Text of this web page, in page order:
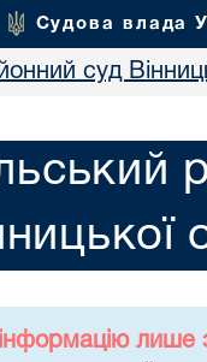
Судова влада
суд
лише